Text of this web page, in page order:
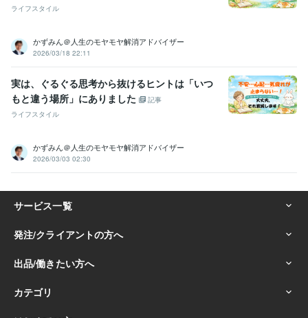
ライフスタイル
かずみん＠人生のモヤモヤ解消アドバイザー
2026/03/18 22:11
実は、ぐるぐる思考から抜けるヒントは「いつ
もと違う場所」にありました
記事
ライフスタイル
かずみん＠人生のモヤモヤ解消アドバイザー
2026/03/03 02:30